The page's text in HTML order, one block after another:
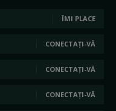
ÎMI PLACE
CONECTAȚI-VĂ
CONECTAȚI-VĂ
CONECTAȚI-VĂ